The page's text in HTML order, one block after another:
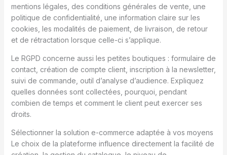
mentions légales, des conditions générales de vente, une
politique de confidentialité, une information claire sur les
cookies, les modalités de paiement, de livraison, de retour
et de rétractation lorsque celle-ci s’applique.
Le RGPD concerne aussi les petites boutiques : formulaire de
contact, création de compte client, inscription à la newsletter,
suivi de commande, outil d’analyse d’audience. Expliquez
quelles données sont collectées, pourquoi, pendant
combien de temps et comment le client peut exercer ses
droits.
Sélectionner la solution e-commerce adaptée à vos moyens
Le choix de la plateforme influence directement la facilité de